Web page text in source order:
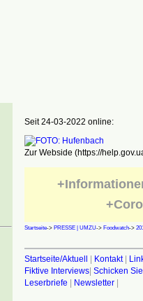
Seit 24-03-2022 online:
Zur Webside (https://
Startseite-> PRESSE | UMZU-> Foodwatch->
Startseite/Aktuell Kontakt|
Fiktive Interviews| Schicken
Leserbriefe
Newsletter|